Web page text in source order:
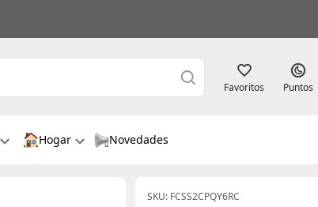
Favoritos Puntos
Hogar Novedades
SKU: FCSS2CPQY6RC